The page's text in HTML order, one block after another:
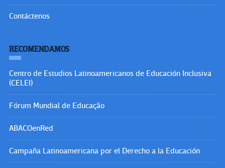
Contáctenos
RECOMENDAMOS
Centro de Estudios Latinoamericanos de Educación Inclusiva
(CELEI)
Fórum Mundial de Educação
ABACOenRed
Campaña Latinoamericana por el Derecho a la Educación